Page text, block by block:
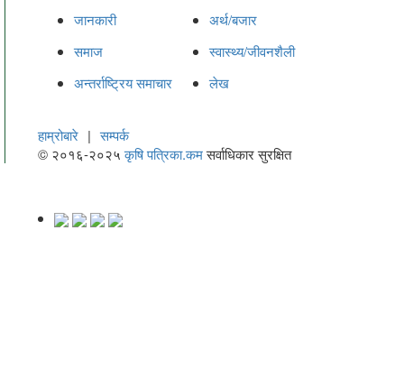
जानकारी
अर्थ/बजार
समाज
स्वास्थ्य/जीवनशैली
अन्तर्राष्ट्रिय समाचार
लेख
हाम्रोबारे | सम्पर्क
© २०१६-२०२५कृषि पत्रिका.कमसर्वाधिकार सुरक्षित